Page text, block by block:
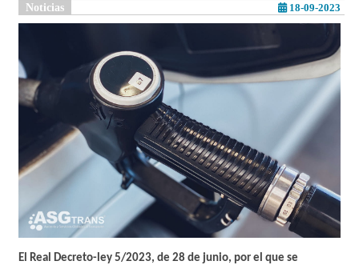
Noticias 18-09-2023
El Real Decreto-ley 5/2023, de 28 de junio, por el que se